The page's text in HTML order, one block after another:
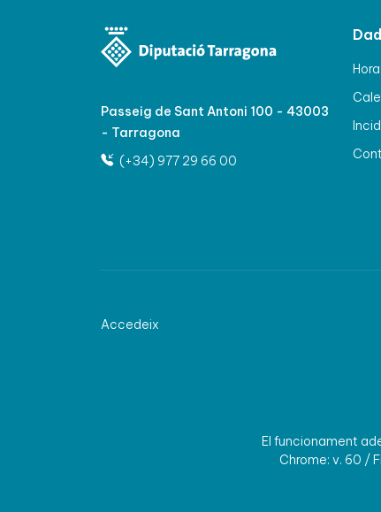
Passeig de Sant Antoni 100 - 43003
- Tarragona
(+34) 977 29 66 00
Accedeix
El funcionament
Chrome: v. 60 /